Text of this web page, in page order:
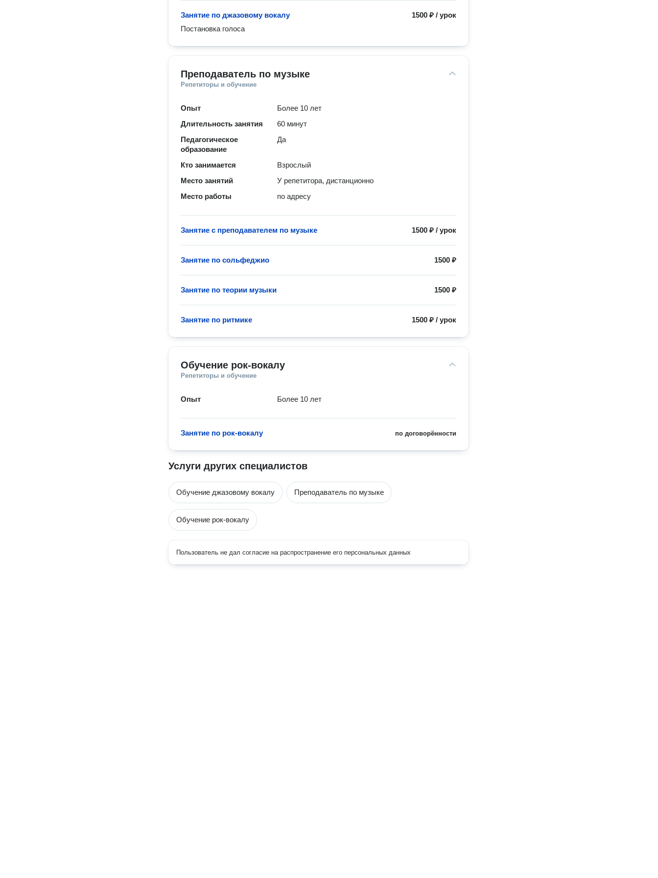
1500 ₽ /урок
Занятие по джазовому вокалу
Постановка голоса
Преподаватель по музыке
Репетиторы и обучение
Опыт
Более 10 лет
Длительность занятия
60 минут
Педагогическое
образование
Да
Кто занимается
Взрослый
Место занятий
У репетитора, дистанционно
Место работы
по адресу
1500 ₽ /урок
Занятие с преподавателем по музыке
1500 ₽
Занятие по сольфеджио
1500 ₽
Занятие по теории музыки
1500 ₽ /урок
Занятие по ритмике
Обучение рок-вокалу
Репетиторы и обучение
Опыт Более 10 лет
по договорённости
Занятие по рок-вокалу
Услуги других специалистов
Обучение джазовому вокалу Преподаватель по музыке
Обучение рок-вокалу
Пользователь не дал согласие на распространение его персональных данных